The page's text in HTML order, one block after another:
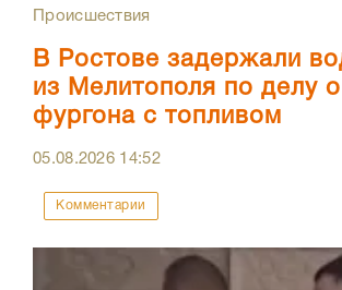
Происшествия
В Ростове задержали
из Мелитополя по делу
фургона с топливом
05.08.2026 14:52
Комментарии